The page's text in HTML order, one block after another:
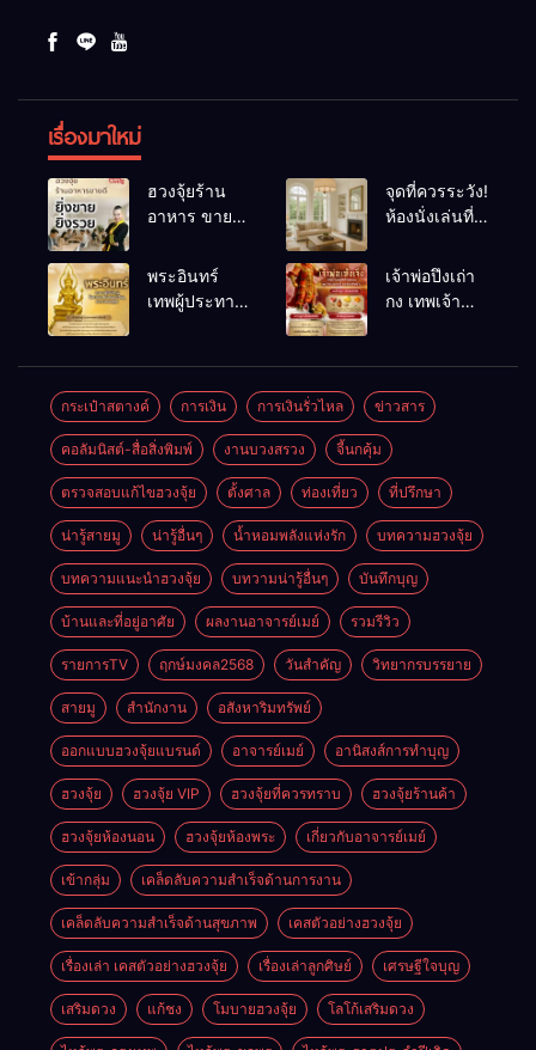
เรื่องมาใหม่
ฮวงจุ้ยร้าน
อาหาร ขายดี
เคล็ดลับปรับ
ดวง ปรับร้าน
ให้ลูกค้าแน่น
จุดที่ควรระวัง!
ห้องนั่งเล่นที่
พลังชีวิต
พระอินทร์
เทพผู้ประทาน
เจ้าพ่อปึงเถ่า
กง เทพเจ้า
กระเป๋าสตางค์ การเงิน การเงินรั่วไหล ข่าวสาร
คอลัมนิสต์-สื่อสิ่งพิมพ์ งานบวงสรวง จี้นกคุ้ม
ตรวจสอบแก้ไขฮวงจุ้ย ตั้งศาล ท่องเที่ยว ที่ปรึกษา
น่ารู้สายมู น่ารู้อื่นๆ น้ำหอมพลังแห่งรัก บทความฮวงจุ้ย
บทความแนะนำฮวงจุ้ย บทวามน่ารู้อื่นๆ บันทึกบุญ
บ้านและที่อยู่อาศัย ผลงานอาจารย์เมย์ รวมรีวิว
รายการTV ฤกษ์มงคล2568 วันสำคัญ วิทยากรบรรยาย
สายมู สำนักงาน อสังหาริมทรัพย์
ออกแบบฮวงจุ้ยแบรนด์ อาจารย์เมย์ อานิสงส์การทำบุญ
ฮวงจุ้ย ฮวงจุ้ย VIP ฮวงจุ้ยที่ควรทราบ ฮวงจุ้ยร้านค้า
ฮวงจุ้ยห้องนอน ฮวงจุ้ยห้องพระ เกี่ยวกับอาจารย์เมย์
เข้ากลุ่ม เคล็ดลับความสำเร็จด้านการงาน
เคล็ดลับความสำเร็จด้านสุขภาพ เคสตัวอย่างฮวงจุ้ย
เรื่องเล่า เคสตัวอย่างฮวงจุ้ย เรื่องเล่าลูกศิษย์ เศรษฐีใจบุญ
เสริมดวง แก้ชง โมบายฮวงจุ้ย โลโก้เสริมดวง